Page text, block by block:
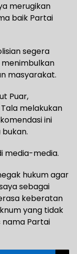
merugikan
baik Partai
segera
masyarakat.
Puar,
melakukan
ini
media-media.
hukum agar
sebagai
keberatan
yang tidak
Partai